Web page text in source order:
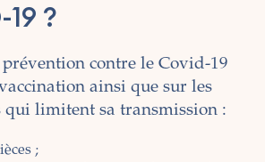
?
prévention contre le Covid-19
ainsi que sur les
qui limitent sa transmission :
;